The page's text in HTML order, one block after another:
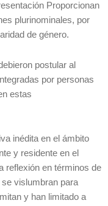
Proporcionan
plurinominales, por
de género.
postular al
por personas
estas
inédita en el ámbito
y residente en el
reflexión en términos de
vislumbran para
y han limitado a